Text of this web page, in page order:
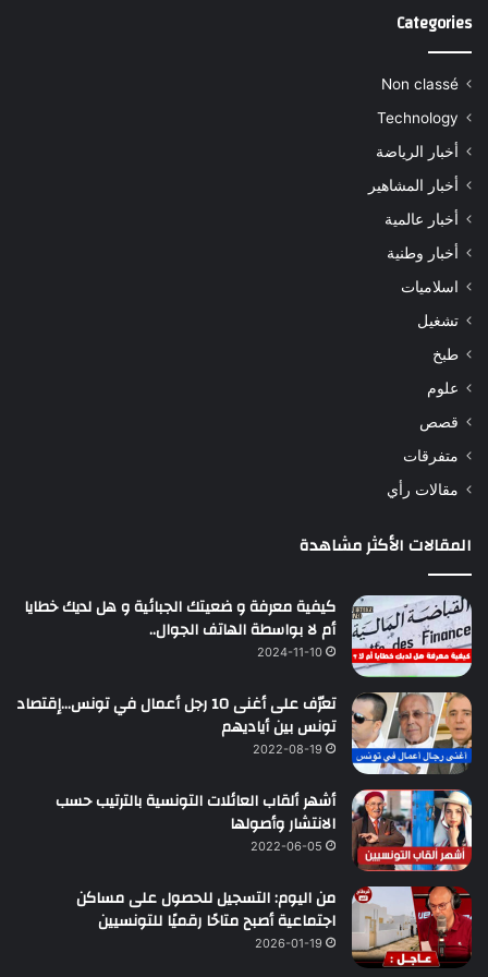
Categories
Non classé
Technology
أخبار الرياضة
أخبار المشاهير
أخبار عالمية
أخبار وطنية
اسلاميات
تشغيل
طبخ
علوم
قصص
متفرقات
مقالات رأي
المقالات الأكثر مشاهدة
كيفية معرفة و ضعيتك الجبائية و هل لديك خطايا
أم لا بواسطة الهاتف الجوال..
2024-11-10
تعرّف على أغنى 10 رجل أعمال في تونس…إقتصاد
تونس بين أياديهم
2022-08-19
أشهر ألقاب العائلات التونسية بالترتيب حسب
الانتشار وأصولها
2022-06-05
من اليوم: التسجيل للحصول على مساكن
اجتماعية أصبح متاحًا رقميًا للتونسيين
2026-01-19